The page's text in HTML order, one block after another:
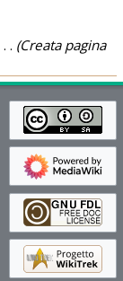
Creata pagina